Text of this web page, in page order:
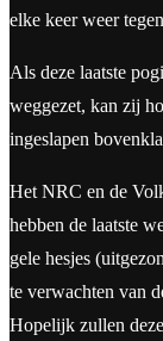
elke keer weer
Als deze laatste
weggezet, kan zij
ingeslapen
Het NRC en de
hebben de laatste
gele hesjes
te verwachten van
Hopelijk zullen